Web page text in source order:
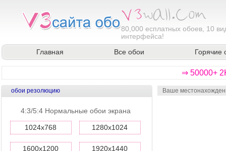
80,000 есплатных обоев, 10
интерфейса!
Главная
Все обои Горячие
⇒ 50000+
обои резолюцию
4:3/5:4 Нормальные обои экрана
1024x768 1280x1024
1600x1200 1920x1440
Ваше